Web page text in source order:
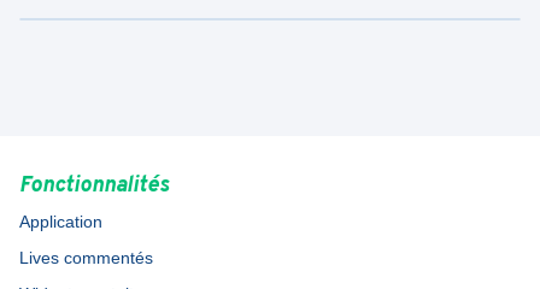
Fonctionnalités
Application
Lives commentés